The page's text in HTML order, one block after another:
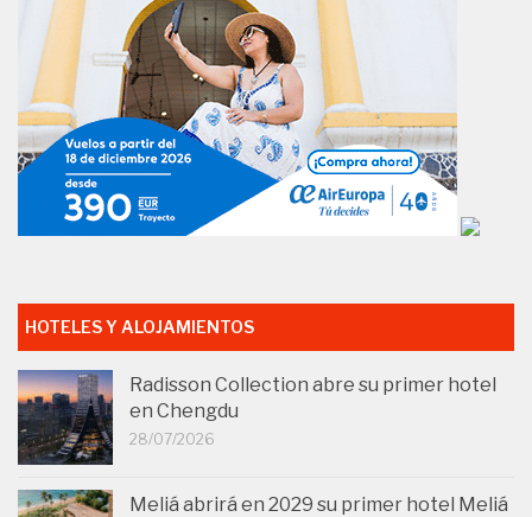
HOTELES Y ALOJAMIENTOS
Radisson Collection abre su primer hotel
en Chengdu
28/07/2026
Meliá abrirá en 2029 su primer hotel Meliá